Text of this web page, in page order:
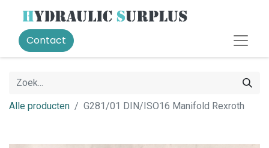
Contact
Alle producten G281/01 DIN/ISO16 Manifold Rexroth